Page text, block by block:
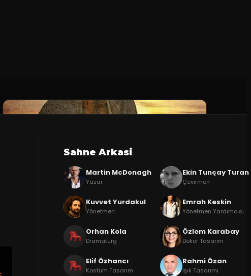
Sahne Arkasi
Martin McDonagh
Yazar
Ekin Tunçay Turan
Çevirmen
Kuvvet Yurdakul
Yönetmen
Emrah Keskin
Yönetmen Yardımcısı
Orhan Kola
Dramaturg
Özlem Karabay
Dekor Tasarım
Elif Özhancı
Kostüm Tasarım
Rahmi Özan
Işık Tasarımı